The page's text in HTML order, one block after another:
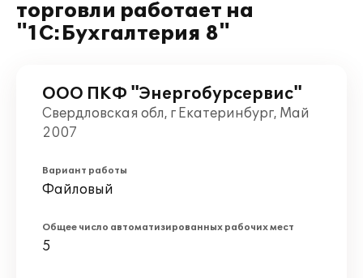
торговли работает на
"1С:Бухгалтерия 8"
ООО ПКФ "Энергобурсервис"
Свердловская обл, г Екатеринбург, Май
2007
Вариант работы
Файловый
Общее число автоматизированных рабочих мест
5